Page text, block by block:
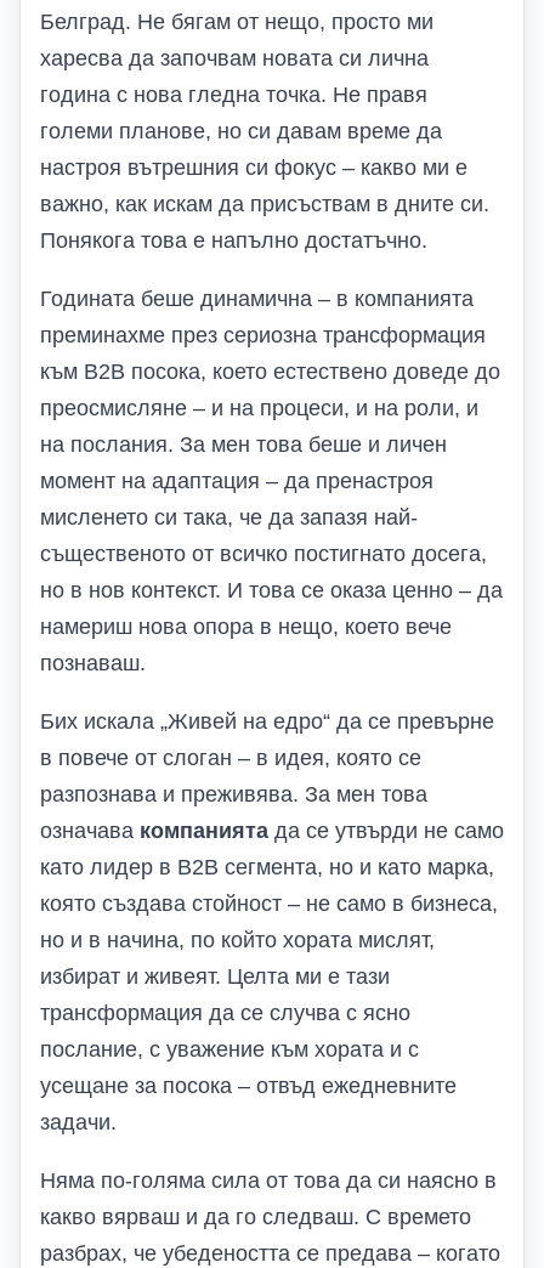
Белград. Не бягам от нещо, просто ми
харесва да започвам новата си лична
година с нова гледна точка. Не правя
големи планове, но си давам време да
настроя вътрешния си фокус – какво ми е
важно, как искам да присъствам в дните си.
Понякога това е напълно достатъчно.
Годината беше динамична – в компанията
преминахме през сериозна трансформация
към B2B посока, което естествено доведе до
преосмисляне – и на процеси, и на роли, и
на послания. За мен това беше и личен
момент на адаптация – да пренастроя
мисленето си така, че да запазя най-
същественото от всичко постигнато досега,
но в нов контекст. И това се оказа ценно – да
намериш нова опора в нещо, което вече
познаваш.
Бих искала „Живей на едро“ да се превърне
в повече от слоган – в идея, която се
разпознава и преживява. За мен това
означава компанията да се утвърди не само
като лидер в B2B сегмента, но и като марка,
която създава стойност – не само в бизнеса,
но и в начина, по който хората мислят,
избират и живеят. Целта ми е тази
трансформация да се случва с ясно
послание, с уважение към хората и с
усещане за посока – отвъд ежедневните
задачи.
Няма по-голяма сила от това да си наясно в
какво вярваш и да го следваш. С времето
разбрах, че убедеността се предава – когато